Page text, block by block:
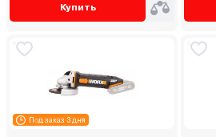
Купить
Под заказ 3 дня